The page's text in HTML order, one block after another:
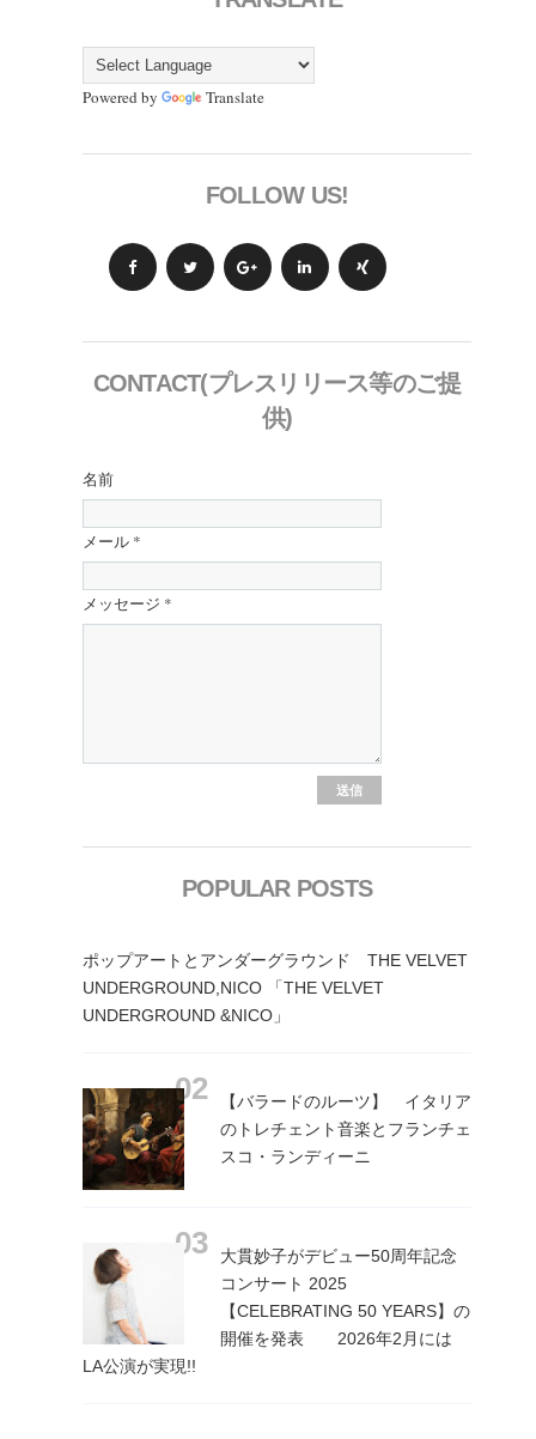
Powered by Translate
FOLLOW US!
CONTACT(プレスリリース等のご提
供)
名前
メール *
メッセージ *
POPULAR POSTS
ポップアートとアンダーグラウンド THE VELVET
UNDERGROUND,NICO 「THE VELVET
UNDERGROUND &NICO」
【バラードのルーツ】 イタリア
のトレチェント音楽とフランチェ
スコ・ランディーニ
大貫妙子がデビュー50周年記念
コンサート 2025
【CELEBRATING 50 YEARS】の
開催を発表 2026年2月には
LA公演が実現!!